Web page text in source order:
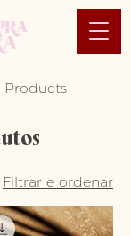
Products
Filtrar e ordenar